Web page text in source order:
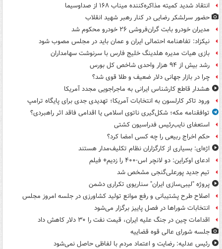
انتقاد شدید کمیته مذاکره‌کننده میناب ۱۶۸ از صداوسیما
حضور سرلشکر رضایی در کنار رهبر شهید انقلاب
مدیران خودرو بابت گران‌فروشی ۲۶ خودرو محکوم شد
نیکزاد: تفاهنامه احتمالی ایران و عمان باید در مجلس مصوب شود
بازی هیات مدیره هلدینگ خلیج فارس با سرنوشت سهامداران
رشد بیش از ۹۴ هزار واحدی شاخص کل بورس
چرا در بازار جهانی دلار ضعیف و طلا قوی شد؟
هشدار قاطع کارشناس ایرانی به ماجراجویی مجدد آمریکا
ورود تاکر کارلسون به انتخابات آمریکا؛ تهدیدی جدی برای پایگاه ترامپ
توافقنامه مکه؛ شکل‌گیری ناتوی اسلامی یا اقدامی فاقد اثر راهبردی؟
استعفای نایب‌رئیس فدراسیون کشتی
حکم اخراج ربیعی را چه کسی امضا کرد؟
اژه‌ای: بسیاری از کارگزاران نظام تکلیف‌مدار هستند
ادعای اوکراین: دو لانچر اس-۴۰۰ را زدیم+ فیلم
تیم جدید پورعلی‌گنجی مشخص شد
پروژه "لیبی‌سازی ایران" سناریوی تکراری دشمن
اصلاح طرح پشتیبانی و رفع موانع تولید کشاورزی در جلسه امروز مجلس
انتخابات شوراها در فصل پاییز برگزار می‌شود
اقدامات چین در جنگ علیه ایران، قیمت نفت را ۳۰ دلار کاهش داد
جلسه شورای عالی قوه قضاییه
رئیس عدلیه: رضایت و اعتماد مردم با لفاظی حاصل نمی‌شود